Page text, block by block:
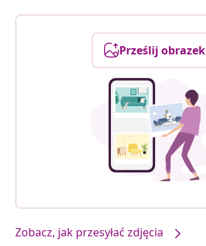
Prześlij obrazek
Zobacz, jak przesyłać zdjęcia